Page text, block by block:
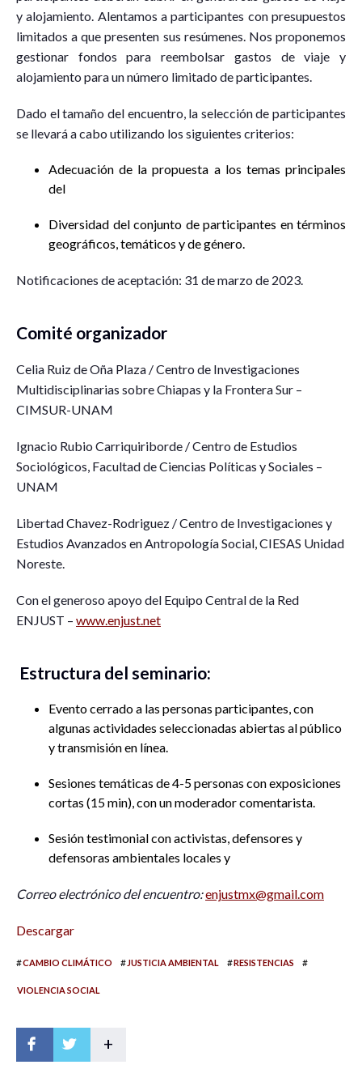
y alojamiento. Alentamos a participantes con presupuestos
limitados a que presenten sus resúmenes. Nos proponemos
gestionar fondos para reembolsar gastos de viaje y
alojamiento para un número limitado de participantes.
Dado el tamaño del encuentro, la selección de participantes
se llevará a cabo utilizando los siguientes criterios:
Adecuación de la propuesta a los temas principales
del
Diversidad del conjunto de participantes en términos
geográficos, temáticos y de género.
Notificaciones de aceptación: 31 de marzo de 2023.
Comité organizador
Celia Ruiz de Oña Plaza / Centro de Investigaciones
Multidisciplinarias sobre Chiapas y la Frontera Sur –
CIMSUR-UNAM
Ignacio Rubio Carriquiriborde / Centro de Estudios
Sociológicos, Facultad de Ciencias Políticas y Sociales –
UNAM
Libertad Chavez-Rodriguez / Centro de Investigaciones y
Estudios Avanzados en Antropología Social, CIESAS Unidad
Noreste.
Con el generoso apoyo del Equipo Central de la Red
ENJUST – www.enjust.net
Estructura del seminario:
Evento cerrado a las personas participantes, con
algunas actividades seleccionadas abiertas al público
y transmisión en línea.
Sesiones temáticas de 4-5 personas con exposiciones
cortas (15 min), con un moderador comentarista.
Sesión testimonial con activistas, defensores y
defensoras ambientales locales y
Correo electrónico del encuentro:enjustmx@gmail.com
Descargar
#CAMBIO CLIMÁTICO #JUSTICIA AMBIENTAL #RESISTENCIAS #
VIOLENCIA SOCIAL
+